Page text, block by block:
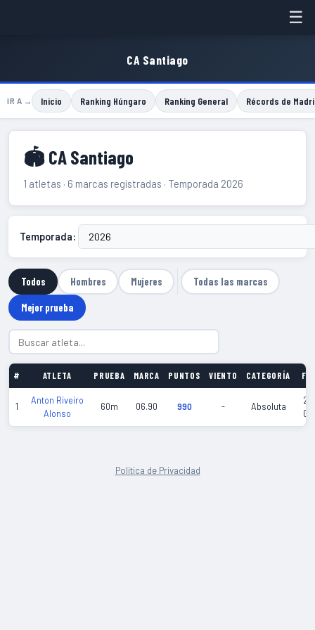
☰
CA Santiago
IR A → Inicio Ranking Húngaro Ranking General Récords de
🏟 CA Santiago
1 atletas · 6 marcas registradas · Temporada 2026
Temporada:
Todos Hombres Mujeres Todas las marcas
Mejor prueba
# ATLETA PRUEBA MARCA PUNTOS VIENTO CATEGORÍA
1
Anton Riveiro
Alonso
60m 06.90 990 - Absoluta
Política de Privacidad